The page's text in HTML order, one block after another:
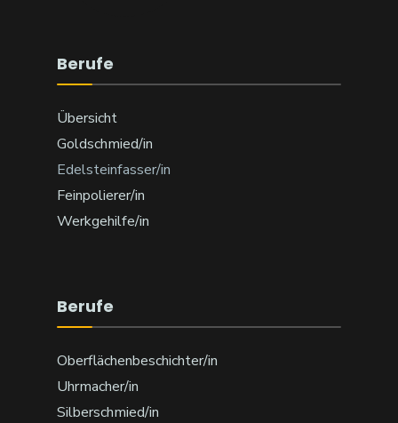
Berufe
Übersicht
Goldschmied/in
Edelsteinfasser/in
Feinpolierer/in
Werkgehilfe/in
Berufe
Oberflächenbeschichter/in
Uhrmacher/in
Silberschmied/in